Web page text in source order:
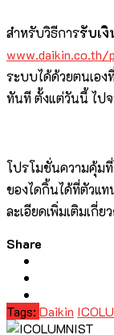
สำหรับวิธีการรับเ
www.daikin.co.th/
ระบบได้ด้วยตนเอง
ทันที ตั้งแต่วันนี้ ไป
โปรโมชั่นความคุ้ม
ของไดกิ้นได้ที่ตัวแ
ละเอียดเพิ่มเติมเกี่ย
Share
Tags: Daikin